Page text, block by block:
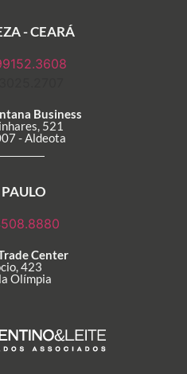
- CEARÁ
Business
521
- Aldeota
Center
423
Olímpia